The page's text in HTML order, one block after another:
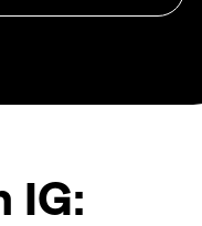
IG: